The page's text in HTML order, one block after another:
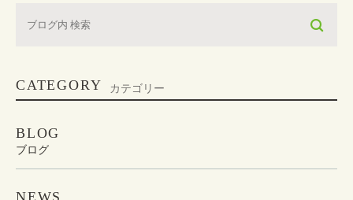
CATEGORY カテゴリー
BLOG
ブログ